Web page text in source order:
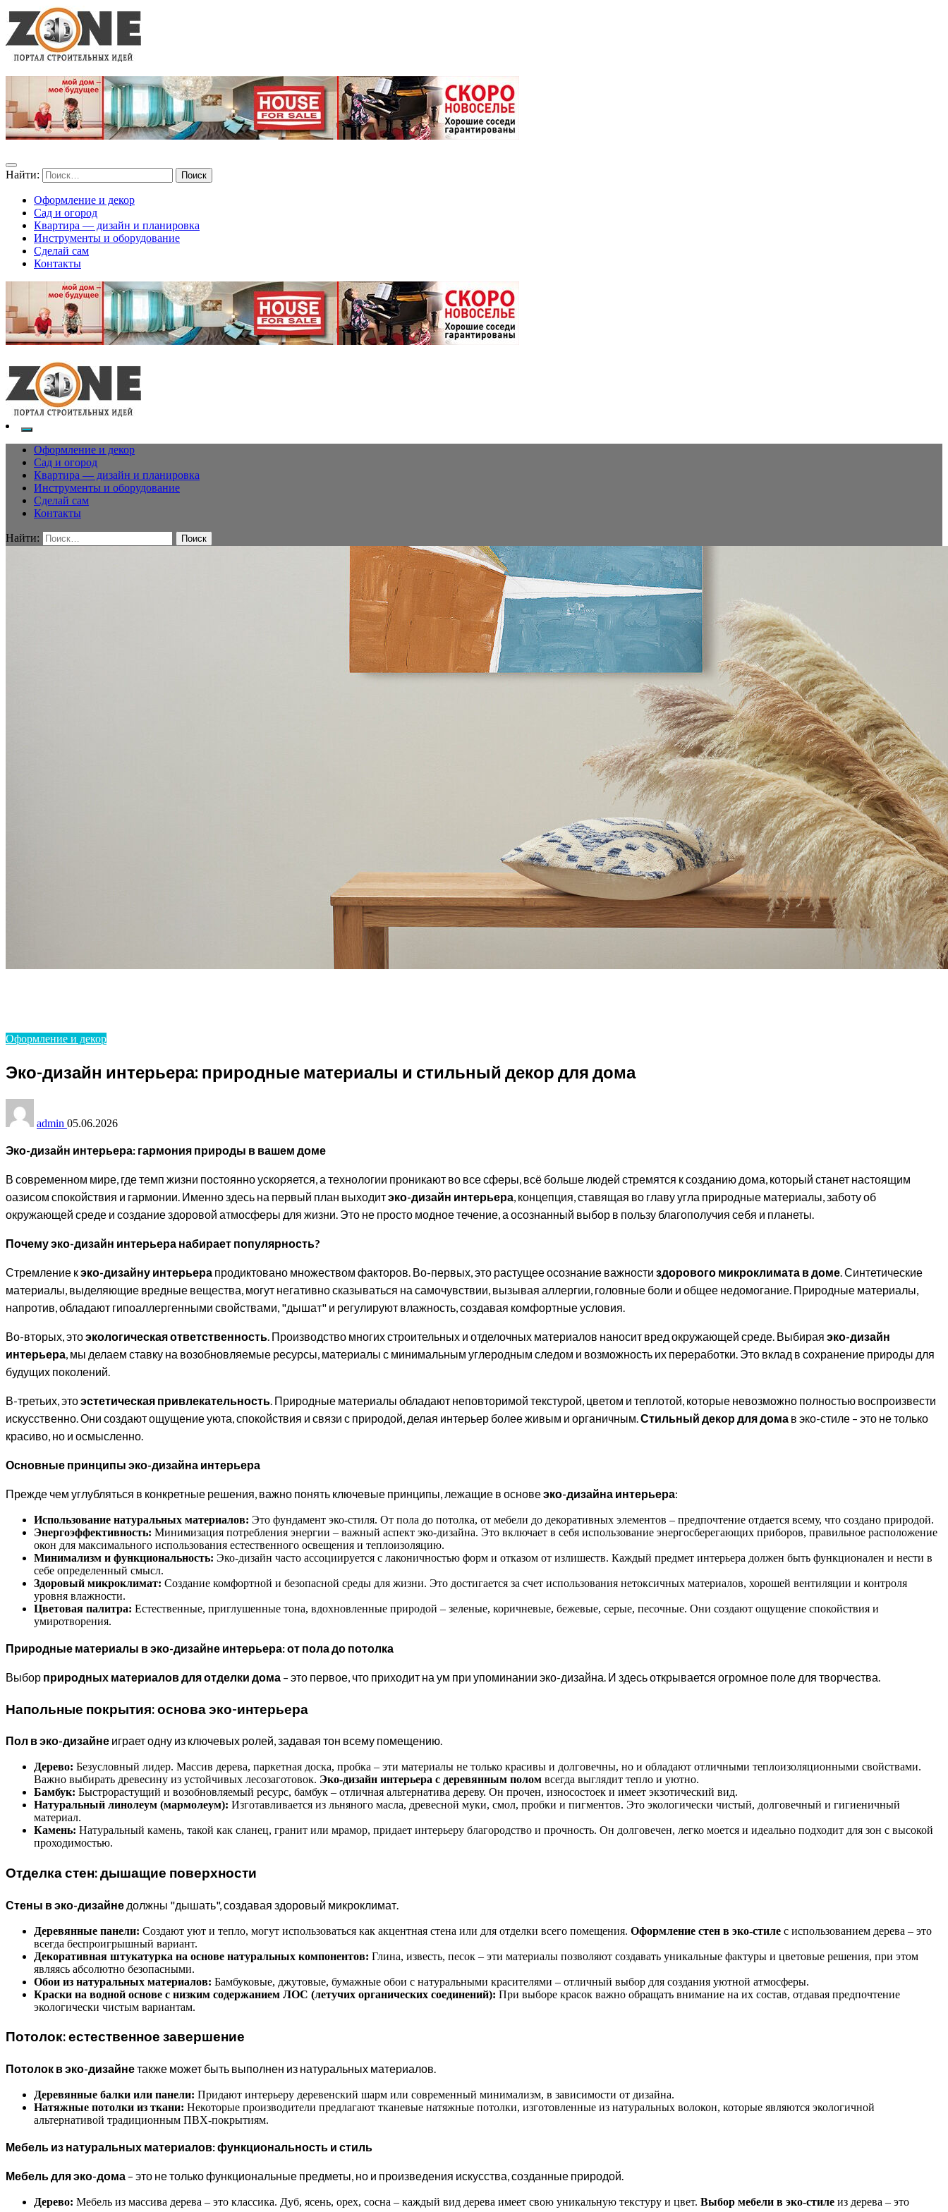
Найти:
Оформление и декор
Сад и огород
Квартира — дизайн и планировка
Инструменты и оборудование
Сделай сам
Контакты
Оформление и декор
Сад и огород
Квартира — дизайн и планировка
Инструменты и оборудование
Сделай сам
Контакты
Найти:
Оформление и декор
Эко-дизайн интерьера: природные материалы и стильный декор для дома
admin 05.06.2026
Эко-дизайн интерьера: гармония природы в вашем доме
В современном мире, где темп жизни постоянно ускоряется, а технологии проникают во все сферы, всё больше людей стремятся к созданию дома, который станет настоящим
оазисом спокойствия и гармонии. Именно здесь на первый план выходитэко-дизайн интерьера, концепция, ставящая во главу угла природные материалы, заботу об
окружающей среде и создание здоровой атмосферы для жизни. Это не просто модное течение, а осознанный выбор в пользу благополучия себя и планеты.
Почему эко-дизайн интерьера набирает популярность?
Стремление кэко-дизайну интерьера продиктовано множеством факторов. Во-первых, это растущее осознание важности здорового микроклимата в доме. Синтетические
материалы, выделяющие вредные вещества, могут негативно сказываться на самочувствии, вызывая аллергии, головные боли и общее недомогание. Природные материалы,
напротив, обладают гипоаллергенными свойствами, "дышат" и регулируют влажность, создавая комфортные условия.
Во-вторых, этоэкологическая ответственность. Производство многих строительных и отделочных материалов наносит вред окружающей среде. Выбирая эко-дизайн
интерьера, мы делаем ставку на возобновляемые ресурсы, материалы с минимальным углеродным следом и возможность их переработки. Это вклад в сохранение природы для
будущих поколений.
В-третьих, этоэстетическая привлекательность. Природные материалы обладают неповторимой текстурой, цветом и теплотой, которые невозможно полностью воспроизвести
искусственно. Они создают ощущение уюта, спокойствия и связи с природой, делая интерьер более живым и органичным.Стильный декор для дома в эко-стиле – это не только
красиво, но и осмысленно.
Основные принципы эко-дизайна интерьера
Прежде чем углубляться в конкретные решения, важно понять ключевые принципы, лежащие в основеэко-дизайна интерьера:
Использование натуральных материалов: Это фундамент эко-стиля. От пола до потолка, от мебели до декоративных элементов – предпочтение отдается всему, что создано природой.
Энергоэффективность: Минимизация потребления энергии – важный аспект эко-дизайна. Это включает в себя использование энергосберегающих приборов, правильное расположение
окон для максимального использования естественного освещения и теплоизоляцию.
Минимализм и функциональность: Эко-дизайн часто ассоциируется с лаконичностью форм и отказом от излишеств. Каждый предмет интерьера должен быть функционален и нести в
себе определенный смысл.
Здоровый микроклимат: Создание комфортной и безопасной среды для жизни. Это достигается за счет использования нетоксичных материалов, хорошей вентиляции и контроля
уровня влажности.
Цветовая палитра: Естественные, приглушенные тона, вдохновленные природой – зеленые, коричневые, бежевые, серые, песочные. Они создают ощущение спокойствия и
умиротворения.
Природные материалы в эко-дизайне интерьера: от пола до потолка
Выбор природных материалов для отделки дома – это первое, что приходит на ум при упоминании эко-дизайна. И здесь открывается огромное поле для творчества.
Напольные покрытия: основа эко-интерьера
Пол в эко-дизайне играет одну из ключевых ролей, задавая тон всему помещению.
Дерево: Безусловный лидер. Массив дерева, паркетная доска, пробка – эти материалы не только красивы и долговечны, но и обладают отличными теплоизоляционными свойствами.
Важно выбирать древесину из устойчивых лесозаготовок. Эко-дизайн интерьера с деревянным полом всегда выглядит тепло и уютно.
Бамбук: Быстрорастущий и возобновляемый ресурс, бамбук – отличная альтернатива дереву. Он прочен, износостоек и имеет экзотический вид.
Натуральный линолеум (мармолеум): Изготавливается из льняного масла, древесной муки, смол, пробки и пигментов. Это экологически чистый, долговечный и гигиеничный
материал.
Камень: Натуральный камень, такой как сланец, гранит или мрамор, придает интерьеру благородство и прочность. Он долговечен, легко моется и идеально подходит для зон с высокой
проходимостью.
Отделка стен: дышащие поверхности
Стены в эко-дизайне должны "дышать", создавая здоровый микроклимат.
Деревянные панели: Создают уют и тепло, могут использоваться как акцентная стена или для отделки всего помещения. Оформление стен в эко-стиле с использованием дерева – это
всегда беспроигрышный вариант.
Декоративная штукатурка на основе натуральных компонентов: Глина, известь, песок – эти материалы позволяют создавать уникальные фактуры и цветовые решения, при этом
являясь абсолютно безопасными.
Обои из натуральных материалов: Бамбуковые, джутовые, бумажные обои с натуральными красителями – отличный выбор для создания уютной атмосферы.
Краски на водной основе с низким содержанием ЛОС (летучих органических соединений): При выборе красок важно обращать внимание на их состав, отдавая предпочтение
экологически чистым вариантам.
Потолок: естественное завершение
Потолок в эко-дизайнетакже может быть выполнен из натуральных материалов.
Деревянные балки или панели: Придают интерьеру деревенский шарм или современный минимализм, в зависимости от дизайна.
Натяжные потолки из ткани: Некоторые производители предлагают тканевые натяжные потолки, изготовленные из натуральных волокон, которые являются экологичной
альтернативой традиционным ПВХ-покрытиям.
Мебель из натуральных материалов: функциональность и стиль
Мебель для эко-дома – это не только функциональные предметы, но и произведения искусства, созданные природой.
Дерево: Мебель из массива дерева – это классика. Дуб, ясень, орех, сосна – каждый вид дерева имеет свою уникальную текстуру и цвет. Выбор мебели в эко-стиле из дерева – это